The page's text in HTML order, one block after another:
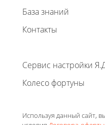
База знаний
Контакты
Сервис настройки
Колесо фортуны
Используя данный сайт,